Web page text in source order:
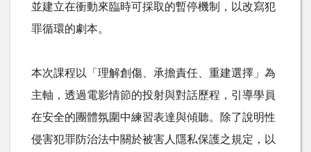
並建立在衝動來臨時可採取的暫停機制，以改寫犯
罪循環的劇本。
本次課程以「理解創傷、承擔責任、重建選擇」為
主軸，透過電影情節的投射與對話歷程，引導學員
在安全的團體氛圍中練習表達與傾聽。除了說明性
侵害犯罪防治法中關於被害人隱私保護之規定，以